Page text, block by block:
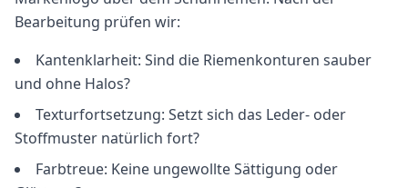
Bearbeitung prüfen wir:
Kantenklarheit: Sind die Riemenkonturen sauber
und ohne Halos?
Texturfortsetzung: Setzt sich das Leder- oder
Stoffmuster natürlich fort?
Farbtreue: Keine ungewollte Sättigung oder